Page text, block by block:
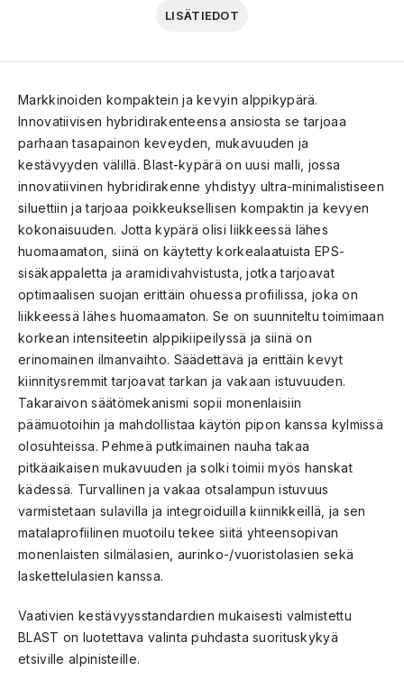
LISÄTIEDOT
Markkinoiden kompaktein ja kevyin alppikypärä.
Innovatiivisen hybridirakenteensa ansiosta se tarjoaa
parhaan tasapainon keveyden, mukavuuden ja
kestävyyden välillä. Blast-kypärä on uusi malli, jossa
innovatiivinen hybridirakenne yhdistyy ultra-minimalistiseen
siluettiin ja tarjoaa poikkeuksellisen kompaktin ja kevyen
kokonaisuuden. Jotta kypärä olisi liikkeessä lähes
huomaamaton, siinä on käytetty korkealaatuista EPS-
sisäkappaletta ja aramidivahvistusta, jotka tarjoavat
optimaalisen suojan erittäin ohuessa profiilissa, joka on
liikkeessä lähes huomaamaton. Se on suunniteltu toimimaan
korkean intensiteetin alppikiipeilyssä ja siinä on
erinomainen ilmanvaihto. Säädettävä ja erittäin kevyt
kiinnitysremmit tarjoavat tarkan ja vakaan istuvuuden.
Takaraivon säätömekanismi sopii monenlaisiin
päämuotoihin ja mahdollistaa käytön pipon kanssa kylmissä
olosuhteissa. Pehmeä putkimainen nauha takaa
pitkäaikaisen mukavuuden ja solki toimii myös hanskat
kädessä. Turvallinen ja vakaa otsalampun istuvuus
varmistetaan sulavilla ja integroiduilla kiinnikkeillä, ja sen
matalaprofiilinen muotoilu tekee siitä yhteensopivan
monenlaisten silmälasien, aurinko-/vuoristolasien sekä
laskettelulasien kanssa.
Vaativien kestävyysstandardien mukaisesti valmistettu
BLAST on luotettava valinta puhdasta suorituskykyä
etsiville alpinisteille.